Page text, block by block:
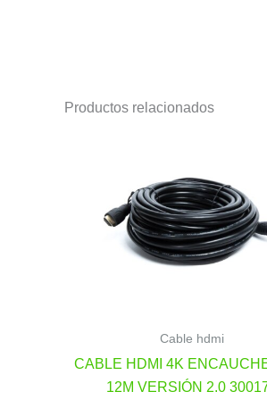
Productos relacionados
Cable hdmi
CABLE HDMI 4K
12M VERSIÓN 2.0